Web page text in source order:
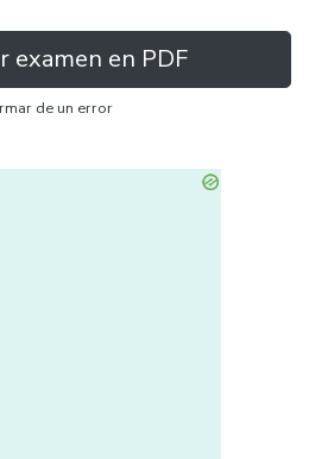
examen en PDF
de un error